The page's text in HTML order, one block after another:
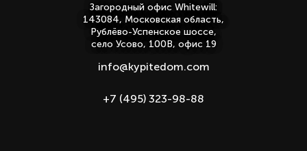
Загородный офис Whitewill:
143084, Московская область,
Рублёво-Успенское шоссе,
село Усово, 100В, офис 19
info@kypitedom.com
+7 (495) 323-98-88